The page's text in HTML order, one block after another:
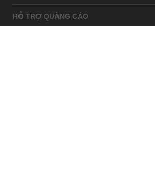
HỖ TRỢ QUẢNG CÁO